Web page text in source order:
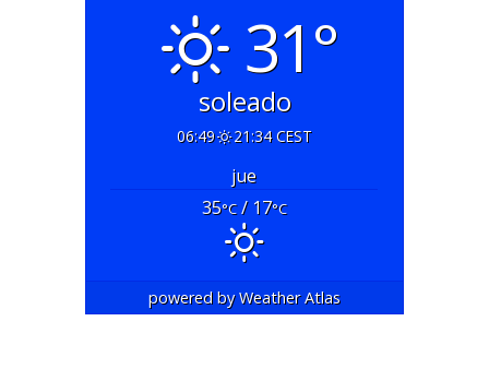
31°
soleado
06:49 21:34 CEST
jue
35°C/ 17°C
powered byWeather Atlas